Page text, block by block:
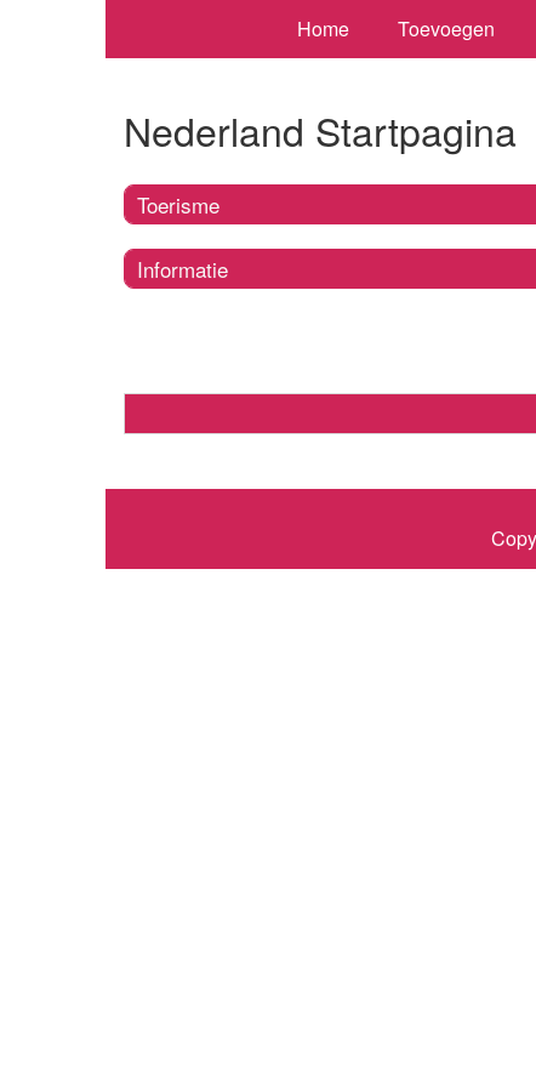
Home Toevoegen
Nederland Startpagina
Toerisme
Informatie